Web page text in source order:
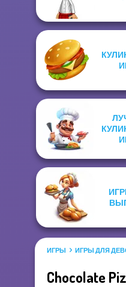
ИГРЫ ИГРЫ ДЛЯ
Chocolate